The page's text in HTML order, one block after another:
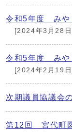
令和5年度 みや
[2024年3月28日
令和5年度 みや
[2024年2月19日
次期議員協議会
第12回 宮代町